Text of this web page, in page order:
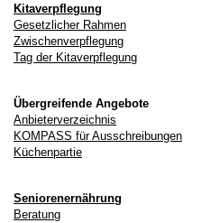
Kitaverpflegung
Gesetzlicher Rahmen
Zwischenverpflegung
Tag der Kitaverpflegung
Übergreifende Angebote
Anbieterverzeichnis
KOMPASS für Ausschreibungen
Küchenpartie
Seniorenernährung
Beratung